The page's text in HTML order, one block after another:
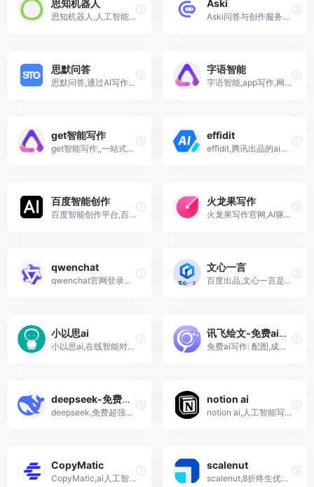
思知机器人
思知机器人,人工智能ai对话,聊天,知识图谱网站工具
Aski
Aski问答与创作服务，基于AI问答与创作
思默问答
思默问答,通过AI写作问答，绘画,让您的工作、生活、娱乐更具多样化
字语智能
字语智能,app写作,网页版网站,AI赋能的一站式智能创作服务平台
get智能写作
get智能写作,,一站式智能ai写作网站服务平台
effidit
effidit,腾讯出品的ai智能写作助手工具,短语补全,智能纠错,润色,翻译
百度智能创作
百度智能创作平台,百度ai智能写作工具入口,ai写作,文生图,绘画,图转视频,自动剪辑,主播
火龙果写作
火龙果写作官网,AI驱动的智能...
qwenchat
qwenchat官网登录入口,网页版,下载,多功能AI助手平台,写作,图片,视频生成
文心一言
百度出品,文心一言是你工作、学习、生活中省时提效的好帮手；是你闲暇时刻娱乐打趣的好伙伴；也是你需要倾诉陪伴时的好朋友。在你人生旅途经历的每个阶段、面对的各种场景中，文心一言7*24小时在线，伴你左右。
小以思ai
小以思ai,在线智能对话,AI写作创作神器,聊天机器人,文案生成器平台
讯飞绘文-免费ai写作+配图
免费ai写作: 配图,成文,一站式创作--讯飞绘文
deepseek-免费超强写作
deepseek,免费超强写作!超便宜api-ai大语言模型驱动的智能助手
notion ai
notion ai,人工智能写作助手,火爆程度不亚于“ChatGPT”的AI写作工具！
CopyMatic
CopyMatic,ai人工智能自动写作网站软件工具
scalenut
scalenut,8折终生优惠码: FOREVER20 人工智能AI文案写作工具,测评2023,多少钱,功能